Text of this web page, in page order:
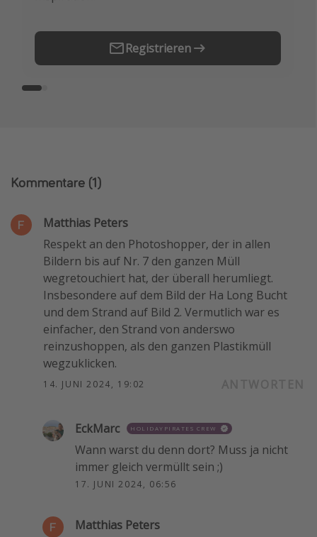
Registrieren
Kommentare (1)
Matthias Peters
Respekt an den Photoshopper, der in allen
Bildern bis auf Nr. 7 den ganzen Müll
wegretouchiert hat, der überall herumliegt.
Insbesondere auf dem Bild der Ha Long Bucht
und dem Strand auf Bild 2. Vermutlich war es
einfacher, den Strand von anderswo
reinzushoppen, als den ganzen Plastikmüll
wegzuklicken.
14. JUNI 2024, 19:02
EckMarc HOLIDAYPIRATES CREW
Wann warst du denn dort? Muss ja nicht
immer gleich vermüllt sein ;)
17. JUNI 2024, 06:56
Matthias Peters